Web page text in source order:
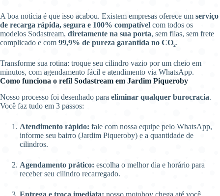
A boa notícia é que isso acabou. Existem empresas oferece um serviço
de recarga rápida, segura e 100% compatível com todos os
modelos Sodastream, diretamente na sua porta, sem filas, sem frete
complicado e com 99,9% de pureza garantida no CO₂.
Transforme sua rotina: troque seu cilindro vazio por um cheio em
minutos, com agendamento fácil e atendimento via WhatsApp.
Como funciona o refil Sodastream em Jardim Piqueroby
Nosso processo foi desenhado para eliminar qualquer burocracia.
Você faz tudo em 3 passos:
Atendimento rápido: fale com nossa equipe pelo WhatsApp,
informe seu bairro (Jardim Piqueroby) e a quantidade de
cilindros.
Agendamento prático: escolha o melhor dia e horário para
receber seu cilindro recarregado.
Entrega e troca imediata: nosso motoboy chega até você,